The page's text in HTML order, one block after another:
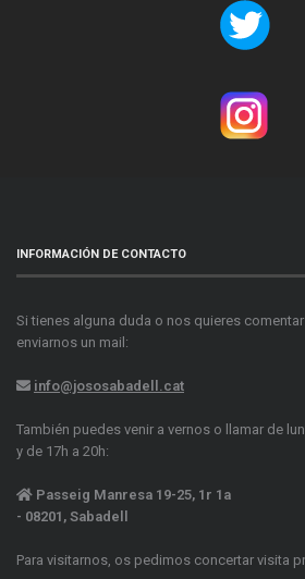
INFORMACIÓN DE CONTACTO
Si tienes alguna duda o nos quieres
enviarnos un mail:
info@jososabadell.cat
También puedes venir a vernos o llamar de
y de 17h a 20h:
Passeig Manresa 19-25, 1r 1a
- 08201, Sabadell
Para visitarnos, os pedimos concertar visita